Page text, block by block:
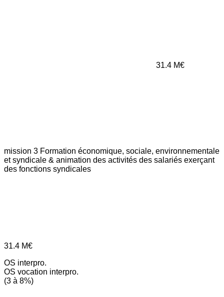
31.4 M€
mission 3 Formation économique, sociale, environnementale
et syndicale & animation des activités des salariés exerçant
des fonctions syndicales
31.4 M€
OS interpro.
OS vocation interpro.
(3 à 8%)